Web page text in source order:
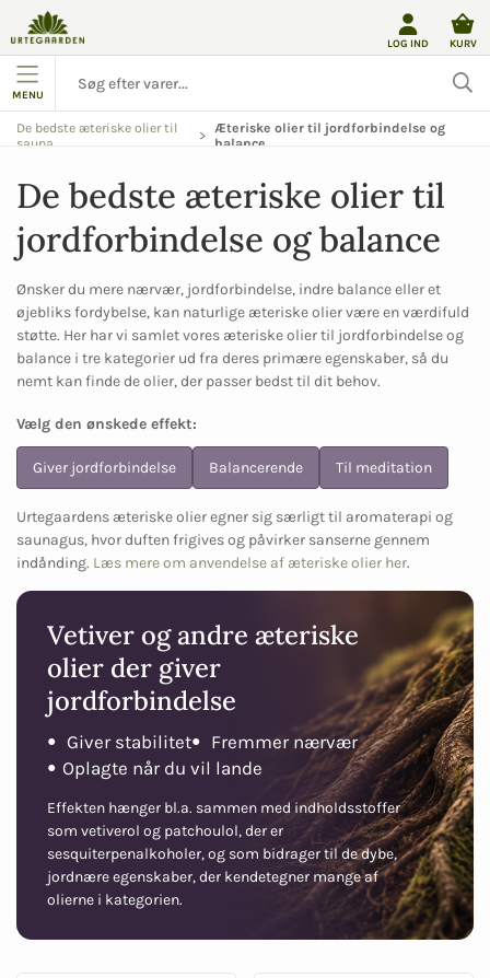
LOG IND KURV
MENU
De bedste æteriske olier til
sauna
Æteriske olier til jordforbindelse og
balance
De bedste æteriske olier til
jordforbindelse og balance
Ønsker du mere nærvær, jordforbindelse, indre balance eller et
øjebliks fordybelse, kan naturlige æteriske olier være en værdifuld
støtte. Her har vi samlet vores æteriske olier til jordforbindelse og
balance i tre kategorier ud fra deres primære egenskaber, så du
nemt kan finde de olier, der passer bedst til dit behov.
Vælg den ønskede effekt:
Giver jordforbindelse Balancerende Til meditation
Urtegaardens æteriske olier egner sig særligt til aromaterapi og
saunagus, hvor duften frigives og påvirker sanserne gennem
indånding. Læs mere om anvendelse af æteriske olier her.
Vetiver og andre æteriske
olier der giver
jordforbindelse
● Giver stabilitet● Fremmer nærvær
● Oplagte når du vil lande
Effekten hænger bl.a. sammen med indholdsstoffer
som vetiverol og patchoulol, der er
sesquiterpenalkoholer, og som bidrager til de dybe,
jordnære egenskaber, der kendetegner mange af
olierne i kategorien.